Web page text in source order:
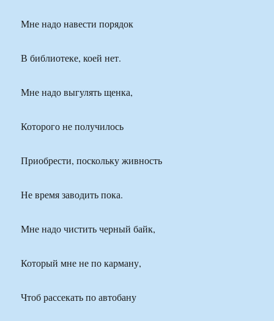
Мне надо навести порядок
В библиотеке, коей нет.
Мне надо выгулять щенка,
Которого не получилось
Приобрести, поскольку живность
Не время заводить пока.
Мне надо чистить черный байк,
Который мне не по карману,
Чтоб рассекать по автобану